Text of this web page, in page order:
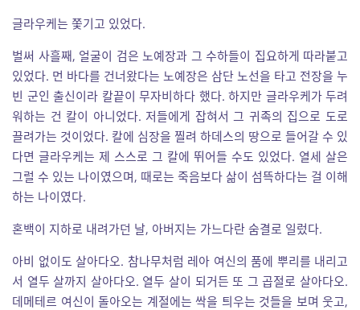
글라우케는 쫓기고 있었다.
벌써 사흘째, 얼굴이 검은 노예장과 그 수하들이 집요하게 따라붙고
있었다. 먼 바다를 건너왔다는 노예장은 삼단 노선을 타고 전장을 누
빈 군인 출신이라 칼끝이 무자비하다 했다. 하지만 글라우케가 두려
워하는 건 칼이 아니었다. 저들에게 잡혀서 그 귀족의 집으로 도로
끌려가는 것이었다. 칼에 심장을 찔려 하데스의 땅으로 들어갈 수 있
다면 글라우케는 제 스스로 그 칼에 뛰어들 수도 있었다. 열세 살은
그럴 수 있는 나이였으며, 때로는 죽음보다 삶이 섬뜩하다는 걸 이해
하는 나이였다.
혼백이 지하로 내려가던 날, 아버지는 가느다란 숨결로 일렀다.
아비 없이도 살아다오. 참나무처럼 레아 여신의 품에 뿌리를 내리고
서 열두 살까지 살아다오. 열두 살이 되거든 또 그 곱절로 살아다오.
데메테르 여신이 돌아오는 계절에는 싹을 틔우는 것들을 보며 웃고,